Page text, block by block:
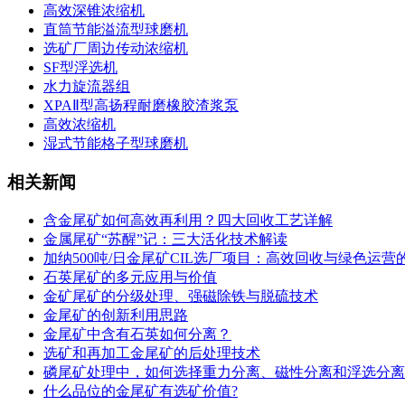
高效深锥浓缩机
直筒节能溢流型球磨机
选矿厂周边传动浓缩机
SF型浮选机
水力旋流器组
XPAⅡ型高扬程耐磨橡胶渣浆泵
高效浓缩机
湿式节能格子型球磨机
相关新闻
含金尾矿如何高效再利用？四大回收工艺详解
金属尾矿“苏醒”记：三大活化技术解读
加纳500吨/日金尾矿CIL选厂项目：高效回收与绿色运营
石英尾矿的多元应用与价值
金矿尾矿的分级处理、强磁除铁与脱硫技术
金尾矿的创新利用思路
金尾矿中含有石英如何分离？
选矿和再加工金尾矿的后处理技术
磷尾矿处理中，如何选择重力分离、磁性分离和浮选分离
什么品位的金尾矿有选矿价值?